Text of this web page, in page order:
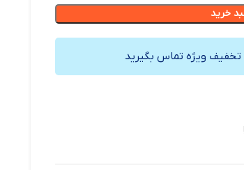
خرید
ویژه تماس بگیرید